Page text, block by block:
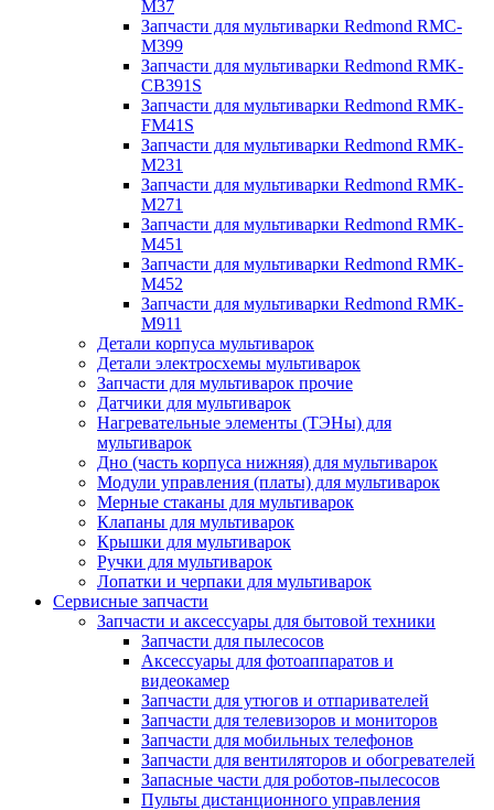
M37
Запчасти для мультиварки Redmond RMC-
M399
Запчасти для мультиварки Redmond RMK-
CB391S
Запчасти для мультиварки Redmond RMK-
FM41S
Запчасти для мультиварки Redmond RMK-
M231
Запчасти для мультиварки Redmond RMK-
M271
Запчасти для мультиварки Redmond RMK-
M451
Запчасти для мультиварки Redmond RMK-
M452
Запчасти для мультиварки Redmond RMK-
M911
Детали корпуса мультиварок
Детали электросхемы мультиварок
Запчасти для мультиварок прочие
Датчики для мультиварок
Нагревательные элементы (ТЭНы) для
мультиварок
Дно (часть корпуса нижняя) для мультиварок
Модули управления (платы) для мультиварок
Мерные стаканы для мультиварок
Клапаны для мультиварок
Крышки для мультиварок
Ручки для мультиварок
Лопатки и черпаки для мультиварок
Сервисные запчасти
Запчасти и аксессуары для бытовой техники
Запчасти для пылесосов
Аксессуары для фотоаппаратов и
видеокамер
Запчасти для утюгов и отпаривателей
Запчасти для телевизоров и мониторов
Запчасти для мобильных телефонов
Запчасти для вентиляторов и обогревателей
Запасные части для роботов-пылесосов
Пульты дистанционного управления